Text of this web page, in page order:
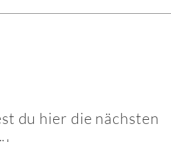
du hier die nächsten